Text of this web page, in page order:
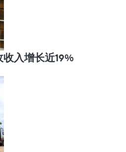
入增长近19%